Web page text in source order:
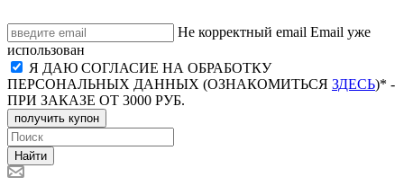
Не корректный email Email уже
использован
Я ДАЮ СОГЛАСИЕ НА ОБРАБОТКУ
ПЕРСОНАЛЬНЫХ ДАННЫХ (ОЗНАКОМИТЬСЯ ЗДЕСЬ)* -
ПРИ ЗАКАЗЕ ОТ 3000 РУБ.
получить купон
Найти